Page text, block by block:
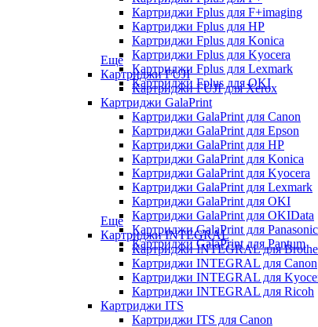
Картриджи Fplus для F+imaging
Картриджи Fplus для HP
Картриджи Fplus для Konica
Картриджи Fplus для Kyocera
Картриджи Fplus для Lexmark
Картриджи Fplus для OKI
Еще
Картриджи FUJI
Картриджи FUJI для Xerox
Картриджи GalaPrint
Картриджи GalaPrint для Canon
Картриджи GalaPrint для Epson
Картриджи GalaPrint для HP
Картриджи GalaPrint для Konica
Картриджи GalaPrint для Kyocera
Картриджи GalaPrint для Lexmark
Картриджи GalaPrint для OKI
Картриджи GalaPrint для OKIData
Картриджи GalaPrint для Panasonic
Картриджи GalaPrint для Pantum
Еще
Картриджи INTEGRAL
Картриджи INTEGRAL для
Картриджи INTEGRAL для Canon
Картриджи INTEGRAL для
Картриджи INTEGRAL для Ricoh
Картриджи ITS
Картриджи ITS для Canon